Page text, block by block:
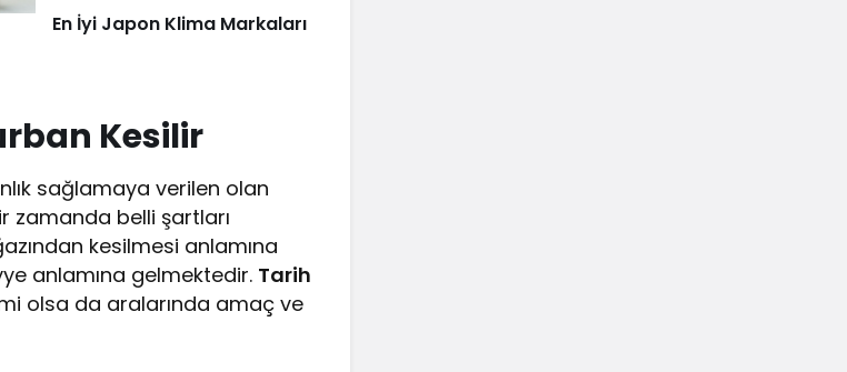
En İyi Japon Klima Markaları
Kesilir
sağlamaya verilen olan
zamanda belli şartları
kesilmesi anlamına
anlamına gelmektedir. Tarih
olsa da aralarında amaç ve